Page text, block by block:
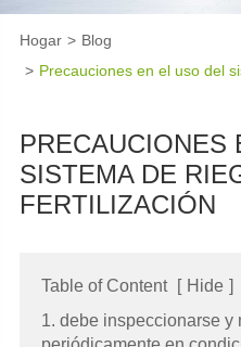
Hogar
Blog
Precauciones en el uso del
PRECAUCIONES
SISTEMA DE
FERTILIZACIÓN
Table of Content [ Hide ]
1. debe inspeccionarse y